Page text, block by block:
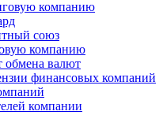
компанию
союз
компанию
обмена валют
финансовых компаний
компании